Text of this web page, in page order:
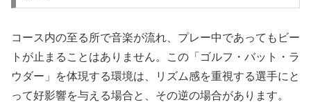
コース内の至る所で音楽が流れ、プレー中であってもビー
トが止まることはありません。この「ゴルフ・バット・ラ
ウダー」を体現する環境は、リズム感を重視する選手にと
って好影響を与える場合と、その逆の場合があります。